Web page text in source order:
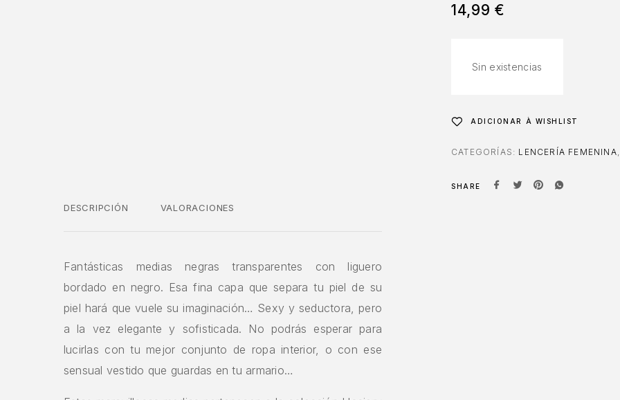
DESCRIPCIÓN VALORACIONES
Fantásticas medias negras transparentes con liguero
bordado en negro. Esa fina capa que separa tu piel de su
piel hará que vuele su imaginación… Sexy y seductora, pero
a la vez elegante y sofisticada. No podrás esperar para
lucirlas con tu mejor conjunto de ropa interior, o con ese
sensual vestido que guardas en tu armario…
14,99 €
Sin existencias
ADICIONAR À WISHLIST
CATEGORÍAS: LENCERÍA FEMENINA
SHARE